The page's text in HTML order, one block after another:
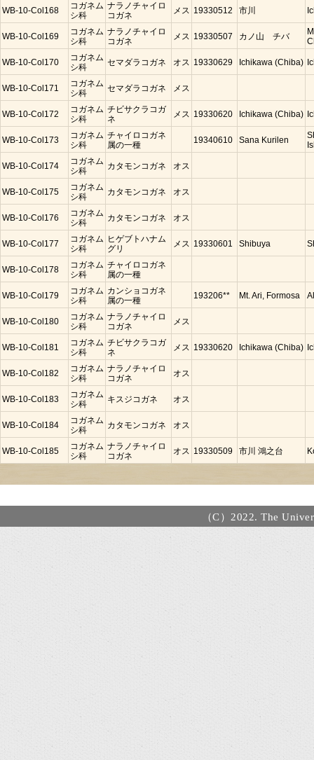
WB-10-Col168
コガネム
シ科
ナラノチャイロ
コガネ
メス 19330512 市川
WB-10-Col169
コガネム
シ科
ナラノチャイロ
コガネ
メス 19330507 カノ山 チバ
WB-10-Col170
コガネム
シ科
セマダラコガネ オス 19330629 Ichikawa (Chiba)
WB-10-Col171
コガネム
シ科
セマダラコガネ メス
WB-10-Col172
コガネム
シ科
チビサクラコガ
ネ
メス 19330620 Ichikawa (Chiba)
WB-10-Col173
コガネム
シ科
チャイロコガネ
属の一種
19340610 Sana Kurilen
WB-10-Col174
コガネム
シ科
カタモンコガネ オス
WB-10-Col175
コガネム
シ科
カタモンコガネ オス
WB-10-Col176
コガネム
シ科
カタモンコガネ オス
WB-10-Col177
コガネム
シ科
ヒゲブトハナム
グリ
メス 19330601 Shibuya
WB-10-Col178
コガネム
シ科
チャイロコガネ
属の一種
WB-10-Col179
コガネム
シ科
カンショコガネ
属の一種
193206** Mt. Ari, Formosa
WB-10-Col180
コガネム
シ科
ナラノチャイロ
コガネ
メス
WB-10-Col181
コガネム
シ科
チビサクラコガ
ネ
メス 19330620 Ichikawa (Chiba)
WB-10-Col182
コガネム
シ科
ナラノチャイロ
コガネ
オス
WB-10-Col183
コガネム
シ科
キスジコガネ オス
WB-10-Col184
コガネム
シ科
カタモンコガネ オス
WB-10-Col185
コガネム
シ科
ナラノチャイロ
コガネ
オス 19330509 市川 鴻之台
（C）2022. The